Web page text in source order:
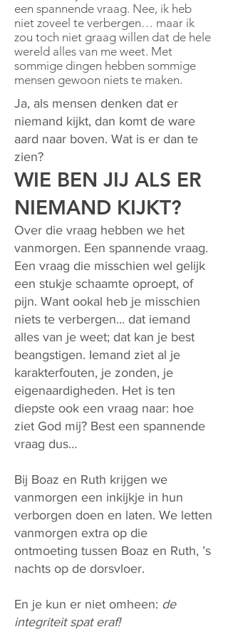
een spannende vraag. Nee, ik heb
niet zoveel te verbergen… maar ik
zou toch niet graag willen dat de hele
wereld alles van me weet. Met
sommige dingen hebben sommige
mensen gewoon niets te maken.
Ja, als mensen denken dat er
niemand kijkt, dan komt de ware
aard naar boven. Wat is er dan te
zien?
WIE BEN JIJ ALS ER
NIEMAND KIJKT?
Over die vraag hebben we het
vanmorgen. Een spannende vraag.
Een vraag die misschien wel gelijk
een stukje schaamte oproept, of
pijn. Want ookal heb je misschien
niets te verbergen… dat iemand
alles van je weet; dat kan je best
beangstigen. Iemand ziet al je
karakterfouten, je zonden, je
eigenaardigheden. Het is ten
diepste ook een vraag naar: hoe
ziet God mij? Best een spannende
vraag dus…
Bij Boaz en Ruth krijgen we
vanmorgen een inkijkje in hun
verborgen doen en laten. We letten
vanmorgen extra op die
ontmoeting tussen Boaz en Ruth, ’s
nachts op de dorsvloer.
En je kun er niet omheen: de
integriteit spat eraf!